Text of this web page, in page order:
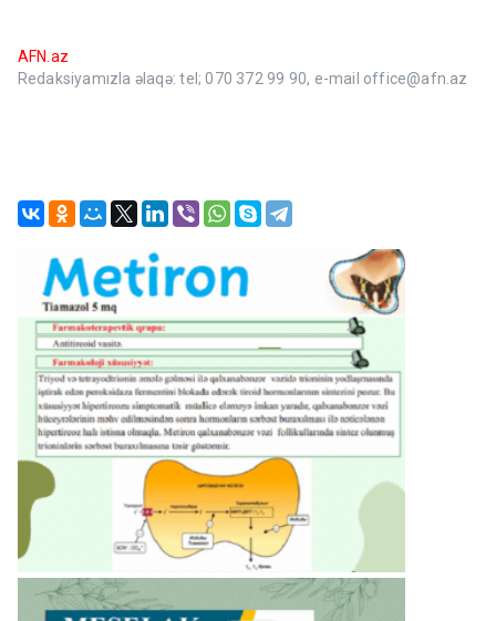
AFN.az
Redaksiyamızla əlaqə: tel; 070 372 99 90, e-mail office@afn.az